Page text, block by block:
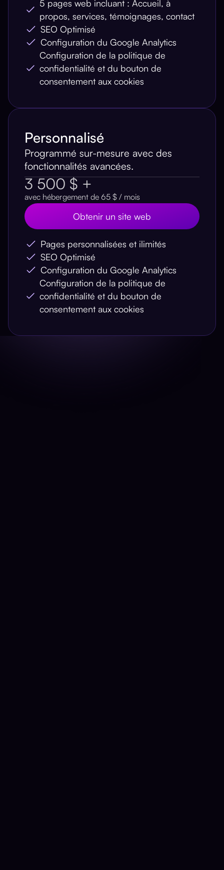
5 pages web incluant : Accueil, à
propos, services, témoignages, contact
SEO Optimisé
Configuration du Google Analytics
Configuration de la politique de
confidentialité et du bouton de
consentement aux cookies
Personnalisé
Programmé sur-mesure avec des
fonctionnalités avancées.
3 500 $ +
avec hébergement de 65 $ / mois
Obtenir un site web
Pages personnalisées et ilimités
SEO Optimisé
Configuration du Google Analytics
Configuration de la politique de
confidentialité et du bouton de
consentement aux cookies